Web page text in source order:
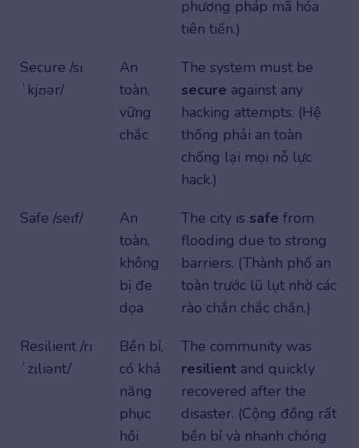
phương pháp mã hóa
tiên tiến.)
Secure /sɪ
ˈkjʊər/
An
toàn,
vững
chắc
The system must be
secure against any
hacking attempts. (Hệ
thống phải an toàn
chống lại mọi nỗ lực
hack.)
Safe /seɪf/
An
toàn,
không
bị đe
dọa
The city is safe from
flooding due to strong
barriers. (Thành phố an
toàn trước lũ lụt nhờ các
rào chắn chắc chắn.)
Resilient /rɪ
ˈzɪliənt/
Bền bỉ,
có khả
năng
phục
hồi
The community was
resilient and quickly
recovered after the
disaster. (Cộng đồng rất
bền bỉ và nhanh chóng